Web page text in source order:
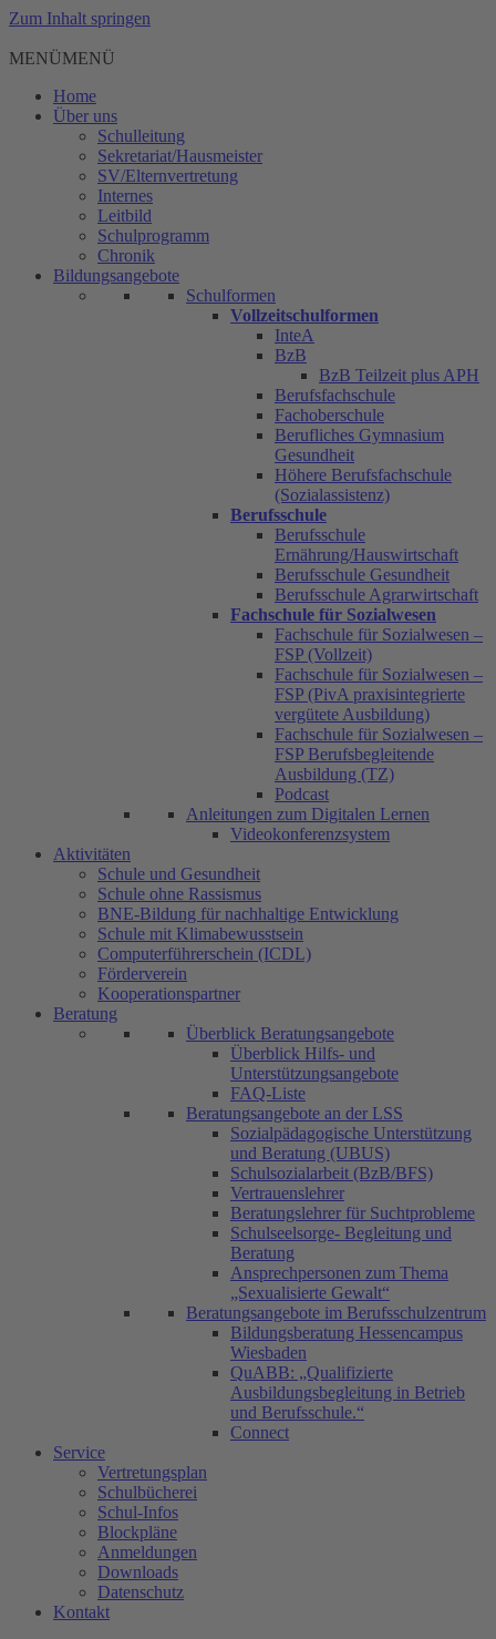
Zum Inhalt springen
MENÜMENÜ
Home
Über uns
Schulleitung
Sekretariat/Hausmeister
SV/Elternvertretung
Internes
Leitbild
Schulprogramm
Chronik
Bildungsangebote
Schulformen
Vollzeitschulformen
InteA
BzB
BzB Teilzeit plus APH
Berufsfachschule
Fachoberschule
Berufliches Gymnasium
Gesundheit
Höhere Berufsfachschule
(Sozialassistenz)
Berufsschule
Berufsschule
Ernährung/Hauswirtschaft
Berufsschule Gesundheit
Berufsschule Agrarwirtschaft
Fachschule für Sozialwesen
Fachschule für Sozialwesen –
FSP (Vollzeit)
Fachschule für Sozialwesen –
FSP (PivA praxisintegrierte
vergütete Ausbildung)
Fachschule für Sozialwesen –
FSP Berufsbegleitende
Ausbildung (TZ)
Podcast
Anleitungen zum Digitalen Lernen
Videokonferenzsystem
Aktivitäten
Schule und Gesundheit
Schule ohne Rassismus
BNE-Bildung für nachhaltige Entwicklung
Schule mit Klimabewusstsein
Computerführerschein (ICDL)
Förderverein
Kooperationspartner
Beratung
Überblick Beratungsangebote
Überblick Hilfs- und
Unterstützungsangebote
FAQ-Liste
Beratungsangebote an der LSS
Sozialpädagogische Unterstützung
und Beratung (UBUS)
Schulsozialarbeit (BzB/BFS)
Vertrauenslehrer
Beratungslehrer für Suchtprobleme
Schulseelsorge- Begleitung und
Beratung
Ansprechpersonen zum Thema
„Sexualisierte Gewalt“
Beratungsangebote im Berufsschulzentrum
Bildungsberatung Hessencampus
Wiesbaden
QuABB: „Qualifizierte
Ausbildungsbegleitung in Betrieb
und Berufsschule.“
Connect
Service
Vertretungsplan
Schulbücherei
Schul-Infos
Blockpläne
Anmeldungen
Downloads
Datenschutz
Kontakt